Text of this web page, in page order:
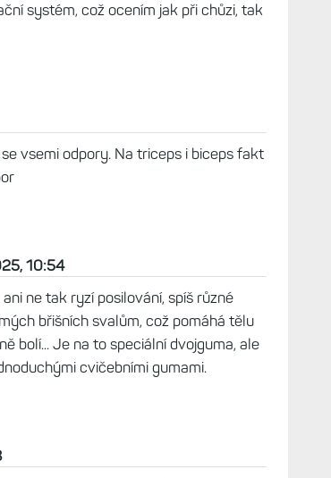
systém, což ocením jak při chůzi, tak
vsemi odpory. Na triceps i biceps fakt
10:54
ne tak ryzí posilování, spíš různé
břišních svalům, což pomáhá tělu
bolí... Je na to speciální dvojguma, ale
cvičebními gumami.